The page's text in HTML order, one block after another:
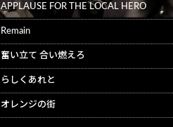
APPLAUSE FOR THE LOCAL HERO
Remain
奮い立て 合い燃えろ
らしくあれと
オレンジの街